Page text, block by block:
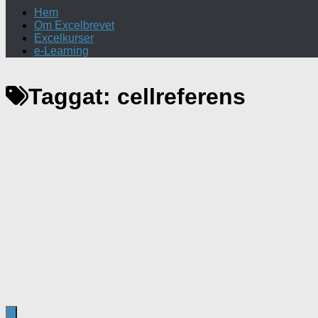
Hem
Om Excelbrevet
Excelkurser
e-Learning
Taggat: cellreferens